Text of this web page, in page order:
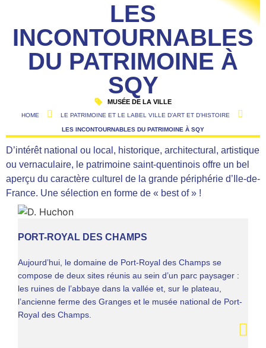
LES
INCONTOURNABLES
DU PATRIMOINE À
SQY
MUSÉE DE LA VILLE
HOME LE PATRIMOINE ET LE LABEL VILLE D’ART ET D’HISTOIRE
LES INCONTOURNABLES DU PATRIMOINE À SQY
D’intérêt national ou local, historique, architectural, artistique
ou vernaculaire, le patrimoine saint-quentinois offre un bel
aperçu du caractère culturel de la grande périphérie d’Ile-de-
France. Une sélection en forme de « best of » !
PORT-ROYAL DES CHAMPS
Aujourd’hui, le domaine de Port-Royal des Champs se
compose de deux sites réunis au sein d’un parc paysager :
les ruines de l’abbaye dans la vallée et, sur le plateau,
l’ancienne ferme des Granges et le musée national de Port-
Royal des Champs.